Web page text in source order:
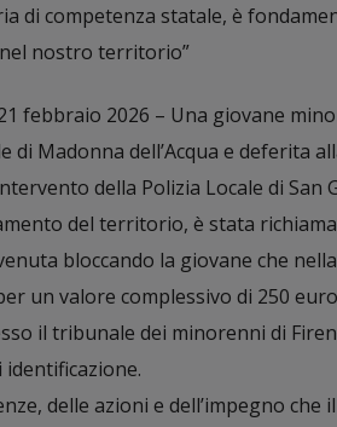
di competenza statale, è
nostro territorio”
febbraio 2026 – Una giovane
di Madonna dell’Acqua e deferita
della Polizia Locale di
del territorio, è stata
bloccando la giovane che
un valore complessivo di 250
il tribunale dei minorenni di
delle azioni e dell’impegno